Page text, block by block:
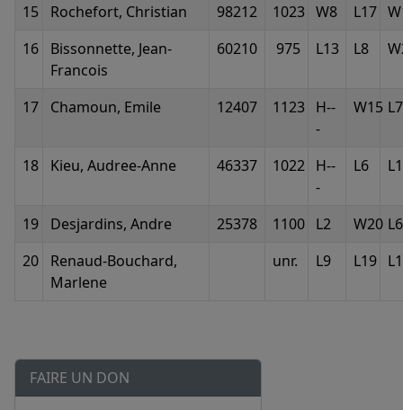
15
Rochefort, Christian 98212 1023 W8 L17
16
Bissonnette, Jean-
Francois
60210 975 L13 L8
17 Chamoun, Emile 12407 1123 H--
-
W15 L7
18 Kieu, Audree-Anne 46337 1022 H--
-
L6
19 Desjardins, Andre 25378 1100 L2 W20 L6
20
Renaud-Bouchard,
Marlene
unr. L9 L19
FAIRE UN DON